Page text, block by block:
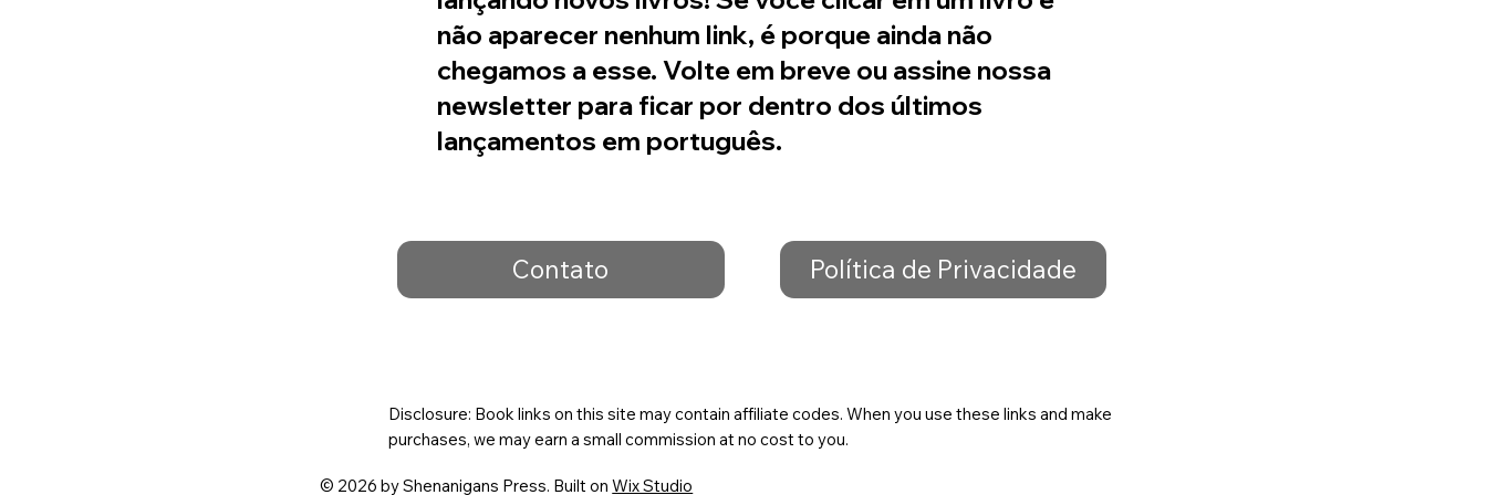
não aparecer nenhum link, é porque ainda não
chegamos a esse. Volte em breve ou assine nossa
newsletter para ficar por dentro dos últimos
lançamentos em português.
Contato Política de Privacidade
Disclosure: Book links on this site may contain affiliate codes. When you use these links and make
purchases, we may earn a small commission at no cost to you.
© 2026 by Shenanigans Press. Built onWix Studio